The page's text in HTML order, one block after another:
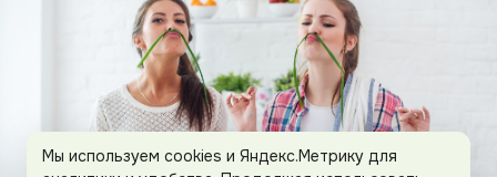
Мы используем cookies и Яндекс.Метрику для